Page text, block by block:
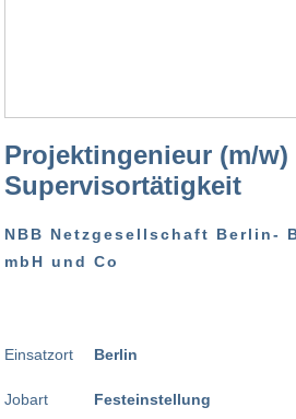
Projektingenieur (m/w)
Supervisortätigkeit
NBB Netzgesellschaft Berlin-
mbH und Co
Einsatzort
Jobart
Berlin
Festeinstellung